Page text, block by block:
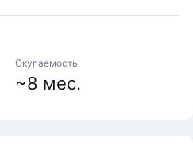
Окупаемость
~8 мес.